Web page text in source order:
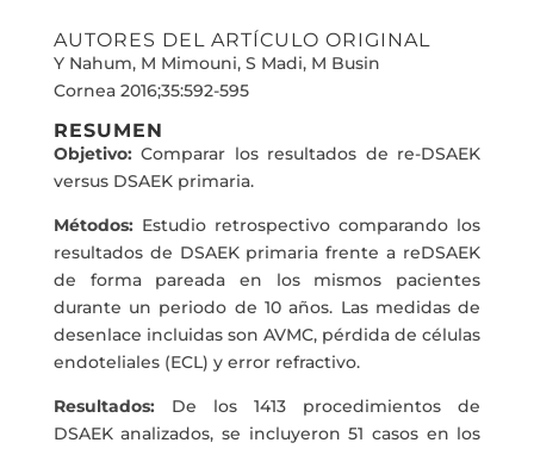
AUTORES DEL ARTÍCULO ORIGINAL
Y Nahum, M Mimouni, S Madi, M Busin
Cornea 2016;35:592-595
RESUMEN
Objetivo: Comparar los resultados de re-DSAEK
versus DSAEK primaria.
Métodos: Estudio retrospectivo comparando los
resultados de DSAEK primaria frente a reDSAEK
de forma pareada en los mismos pacientes
durante un periodo de 10 años. Las medidas de
desenlace incluidas son AVMC, pérdida de células
endoteliales (ECL) y error refractivo.
Resultados: De los 1413 procedimientos de
DSAEK analizados, se incluyeron 51 casos en los